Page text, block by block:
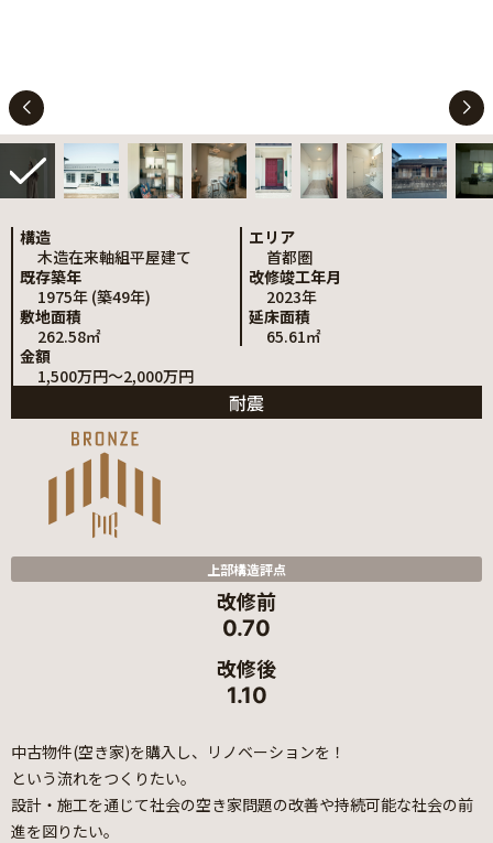
構造
木造在来軸組平屋建て
エリア
首都圏
既存築年
1975年 (築49年)
改修竣工年月
2023年
敷地面積
262.58㎡
延床面積
65.61㎡
金額
1,500万円～2,000万円
耐震
上部構造評点
改修前
0.70
改修後
1.10
中古物件(空き家)を購入し、リノベーションを！
という流れをつくりたい。
設計・施工を通じて社会の空き家問題の改善や持続可能な社会の前
進を図りたい。